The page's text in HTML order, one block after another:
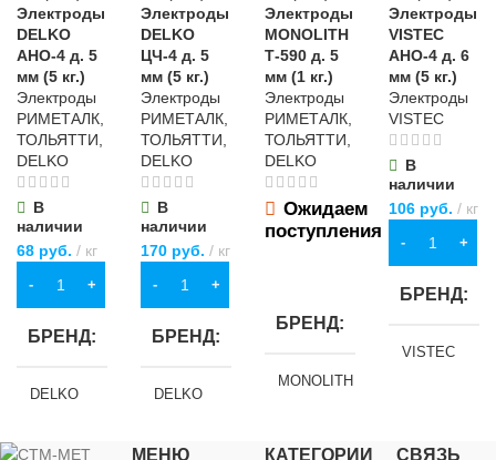
Электроды
DELKO
АНО-4 д. 5
мм (5 кг.)
Электроды
РИМЕТАЛК,
ТОЛЬЯТТИ,
DELKO
В
наличии
68 руб. кг
В КОРЗИНУ
БРЕНД
DELKO
ДИАМЕТР, ММ
Электроды
DELKO
ЦЧ-4 д. 5
мм (5 кг.)
Электроды
РИМЕТАЛК,
ТОЛЬЯТТИ,
DELKO
В
наличии
170 руб. кг
В КОРЗИНУ
БРЕНД
DELKO
ДИАМЕТР, ММ
Электроды
MONOLITH
Т-590 д. 5
мм (1 кг.)
Электроды
РИМЕТАЛК,
ТОЛЬЯТТИ,
DELKO
Ожидаем
поступления
БРЕНД
MONOLITH
Электроды
VISTEC
АНО-4 д. 6
мм (5 кг.)
Электроды
VISTEC
В
наличии
106 руб. кг
В КОРЗИНУ
БРЕНД
VISTEC
МЕНЮ
КАТЕГОРИИ
СВЯЗЬ